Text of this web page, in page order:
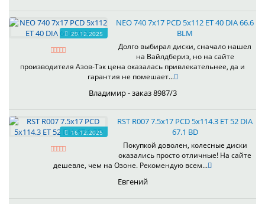
29.12.2025
NEO 740 7x17 PCD 5x112 ET 40 DIA 66.6
BLM
Долго выбирал диски, сначало нашел
на Вайлдбериз, но на сайте
производителя Азов-Тэк цена оказалась привлекательнее, да и
гарантия не помешает...
Владимир - заказ 8987/3
16.12.2025
RST R007 7.5x17 PCD 5x114.3 ET 52 DIA
67.1 BD
Покупкой доволен, колесные диски
оказались просто отличные! На сайте
дешевле, чем на Озоне. Рекомендую всем...
Евгений